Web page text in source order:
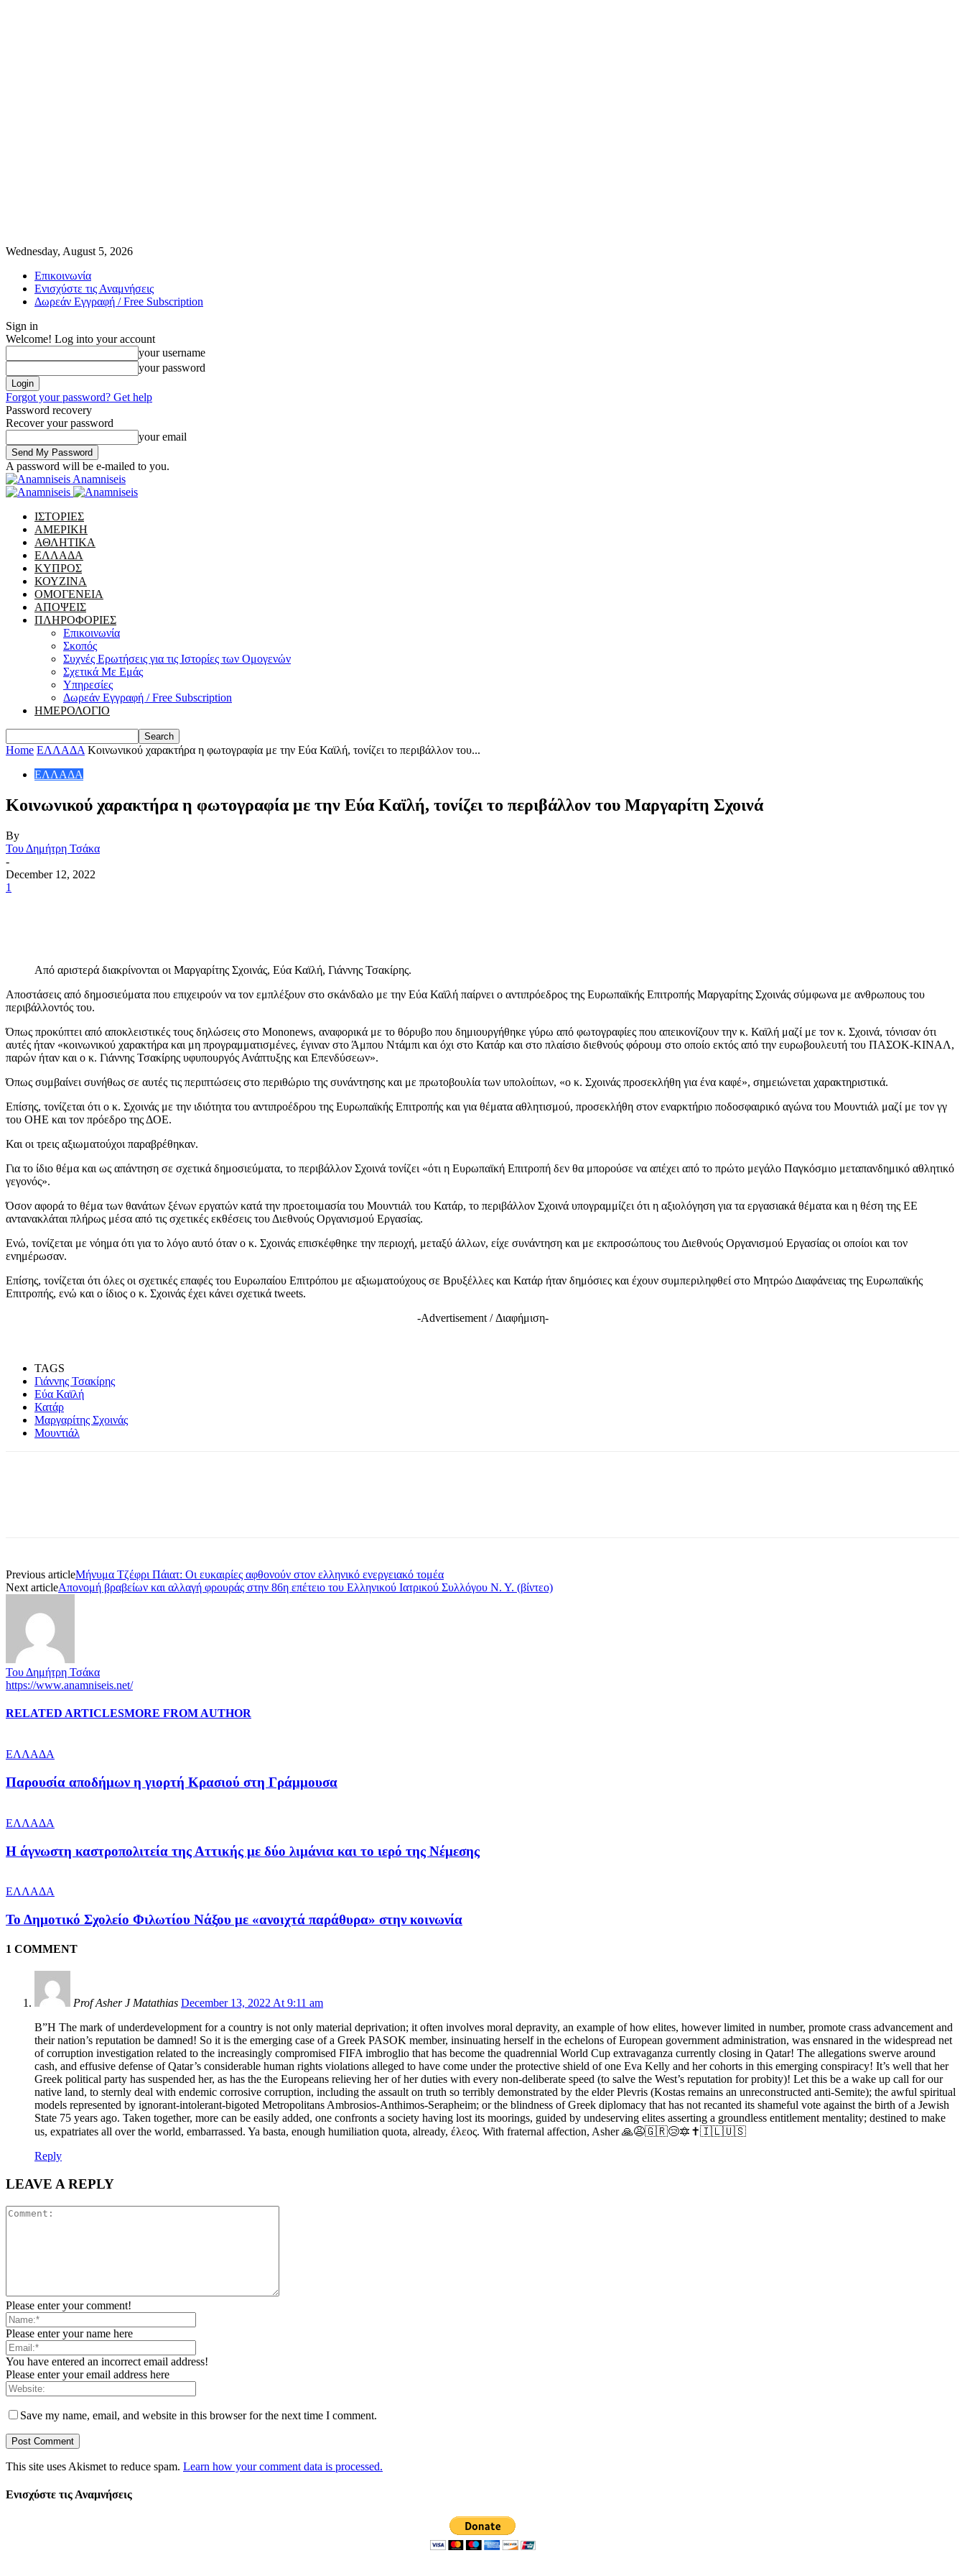
Wednesday, August 5, 2026
Επικοινωνία
Ενισχύστε τις Αναμνήσεις
Δωρεάν Εγγραφή / Free Subscription
Sign in
Welcome! Log into your account
your username
your password
Forgot your password? Get help
Password recovery
Recover your password
your email
A password will be e-mailed to you.
Anamniseis
ΙΣΤΟΡΙΕΣ
ΑΜΕΡΙΚΗ
ΑΘΛΗΤΙΚΑ
ΕΛΛΑΔΑ
ΚΥΠΡΟΣ
ΚΟΥΖΙΝΑ
ΟΜΟΓΕΝΕΙΑ
ΑΠΟΨΕΙΣ
ΠΛΗΡΟΦΟΡΙΕΣ
Επικοινωνία
Σκοπός
Συχνές Ερωτήσεις για τις Ιστορίες των Ομογενών
Σχετικά Με Εμάς
Υπηρεσίες
Δωρεάν Εγγραφή / Free Subscription
ΗΜΕΡΟΛΟΓΙΟ
Home ΕΛΛΑΔΑ Κοινωνικού χαρακτήρα η φωτογραφία με την Εύα Καϊλή, τονίζει το περιβάλλον του...
ΕΛΛΑΔΑ
Κοινωνικού χαρακτήρα η φωτογραφία με την Εύα Καϊλή, τονίζει το περιβάλλον του Μαργαρίτη Σχοινά
By
Του Δημήτρη Τσάκα
-
December 12, 2022
1
Από αριστερά διακρίνονται οι Μαργαρίτης Σχοινάς, Εύα Καϊλή, Γιάννης Τσακίρης.
Αποστάσεις από δημοσιεύματα που επιχειρούν να τον εμπλέξουν στο σκάνδαλο με την Εύα Καϊλή παίρνει ο αντιπρόεδρος της Ευρωπαϊκής Επιτροπής Μαργαρίτης Σχοινάς σύμφωνα με ανθρωπους του
περιβάλλοντός του.
Όπως προκύπτει από αποκλειστικές τους δηλώσεις στο Mononews, αναφορικά με το θόρυβο που δημιουργήθηκε γύρω από φωτογραφίες που απεικονίζουν την κ. Καϊλή μαζί με τον κ. Σχοινά, τόνισαν ότι
αυτές ήταν «κοινωνικού χαρακτήρα και μη προγραμματισμένες, έγιναν στο Άμπου Ντάμπι και όχι στο Κατάρ και στο πλαίσιο διεθνούς φόρουμ στο οποίο εκτός από την ευρωβουλευτή του ΠΑΣΟΚ-ΚΙΝΑΛ,
παρών ήταν και ο κ. Γιάννης Τσακίρης υφυπουργός Ανάπτυξης και Επενδύσεων».
Όπως συμβαίνει συνήθως σε αυτές τις περιπτώσεις στο περιθώριο της συνάντησης και με πρωτοβουλία των υπολοίπων, «ο κ. Σχοινάς προσεκλήθη για ένα καφέ», σημειώνεται χαρακτηριστικά.
Επίσης, τονίζεται ότι ο κ. Σχοινάς με την ιδιότητα του αντιπροέδρου της Ευρωπαϊκής Επιτροπής και για θέματα αθλητισμού, προσεκλήθη στον εναρκτήριο ποδοσφαιρικό αγώνα του Μουντιάλ μαζί με τον γγ
του ΟΗΕ και τον πρόεδρο της ΔΟΕ.
Και οι τρεις αξιωματούχοι παραβρέθηκαν.
Για το ίδιο θέμα και ως απάντηση σε σχετικά δημοσιεύματα, το περιβάλλον Σχοινά τονίζει «ότι η Ευρωπαϊκή Επιτροπή δεν θα μπορούσε να απέχει από το πρώτο μεγάλο Παγκόσμιο μεταπανδημικό αθλητικό
γεγονός».
Όσον αφορά το θέμα των θανάτων ξένων εργατών κατά την προετοιμασία του Μουντιάλ του Κατάρ, το περιβάλλον Σχοινά υπογραμμίζει ότι η αξιολόγηση για τα εργασιακά θέματα και η θέση της ΕΕ
αντανακλάται πλήρως μέσα από τις σχετικές εκθέσεις του Διεθνούς Οργανισμού Εργασίας.
Ενώ, τονίζεται με νόημα ότι για το λόγο αυτό όταν ο κ. Σχοινάς επισκέφθηκε την περιοχή, μεταξύ άλλων, είχε συνάντηση και με εκπροσώπους του Διεθνούς Οργανισμού Εργασίας οι οποίοι και τον
ενημέρωσαν.
Επίσης, τονίζεται ότι όλες οι σχετικές επαφές του Ευρωπαίου Επιτρόπου με αξιωματούχους σε Βρυξέλλες και Κατάρ ήταν δημόσιες και έχουν συμπεριληφθεί στο Μητρώο Διαφάνειας της Ευρωπαϊκής
Επιτροπής, ενώ και ο ίδιος ο κ. Σχοινάς έχει κάνει σχετικά tweets.
-Advertisement / Διαφήμιση-
TAGS
Γιάννης Τσακίρης
Εύα Καϊλή
Κατάρ
Μαργαρίτης Σχοινάς
Μουντιάλ
Previous articleΜήνυμα Τζέφρι Πάιατ: Oι ευκαιρίες αφθονούν στον ελληνικό ενεργειακό τομέα
Next articleΑπονομή βραβείων και αλλαγή φρουράς στην 86η επέτειο του Ελληνικού Ιατρικού Συλλόγου Ν. Υ. (βίντεο)
Του Δημήτρη Τσάκα
https://www.anamniseis.net/
RELATED ARTICLESMORE FROM AUTHOR
ΕΛΛΑΔΑ
Παρουσία αποδήμων η γιορτή Κρασιού στη Γράμμουσα
ΕΛΛΑΔΑ
Η άγνωστη καστροπολιτεία της Αττικής με δύο λιμάνια και το ιερό της Νέμεσης
ΕΛΛΑΔΑ
Το Δημοτικό Σχολείο Φιλωτίου Νάξου με «ανοιχτά παράθυρα» στην κοινωνία
1 COMMENT
Prof Asher J Matathias December 13, 2022 At 9:11 am
B”H The mark of underdevelopment for a country is not only material deprivation; it often involves moral depravity, an example of how elites, however limited in number, promote crass advancement and
their nation’s reputation be damned! So it is the emerging case of a Greek PASOK member, insinuating herself in the echelons of European government administration, was ensnared in the widespread net
of corruption investigation related to the increasingly compromised FIFA imbroglio that has become the quadrennial World Cup extravaganza currently closing in Qatar! The allegations swerve around
cash, and effusive defense of Qatar’s considerable human rights violations alleged to have come under the protective shield of one Eva Kelly and her cohorts in this emerging conspiracy! It’s well that her
Greek political party has suspended her, as has the the Europeans relieving her of her duties with every non-deliberate speed (to salve the West’s reputation for probity)! Let this be a wake up call for our
native land, to sternly deal with endemic corrosive corruption, including the assault on truth so terribly demonstrated by the elder Plevris (Kostas remains an unreconstructed anti-Semite); the awful spiritual
models represented by ignorant-intolerant-bigoted Metropolitans Ambrosios-Anthimos-Serapheim; or the blindness of Greek diplomacy that has not recanted its shameful vote against the birth of a Jewish
State 75 years ago. Taken together, more can be easily added, one confronts a society having lost its moorings, guided by undeserving elites asserting a groundless entitlement mentality; destined to make
us, expatriates all over the world, embarrassed. Ya basta, enough humiliation quota, already, έλεος. With fraternal affection, Asher 🙏😩🇬🇷😢🔯✝️🇮🇱🇺🇸
Reply
LEAVE A REPLY
Please enter your comment!
Please enter your name here
You have entered an incorrect email address!
Please enter your email address here
Save my name, email, and website in this browser for the next time I comment.
This site uses Akismet to reduce spam. Learn how your comment data is processed.
Ενισχύστε τις Αναμνήσεις